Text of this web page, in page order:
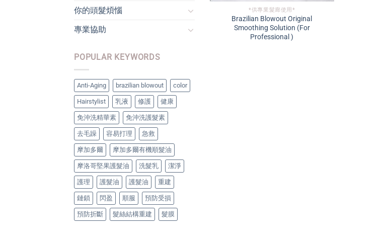
你的頭髮煩惱
專業協助
POPULAR KEYWORDS
Anti-Aging brazilian blowout color
Hairstylist 乳液 修護 健康
免沖洗精華素 免沖洗護髮素
去毛躁 容易打理 急救
摩加多爾 摩加多爾有機順髮油
摩洛哥堅果護髮油 洗髮乳 潔淨
護理 護髮油 護髮油 重建
鏈鎖 閃盈 順服 預防受損
預防折斷 髮絲結構重建 髮膜
*供專業髮廊使用*
Brazilian Blowout Original
Smoothing Solution (For
Professional )